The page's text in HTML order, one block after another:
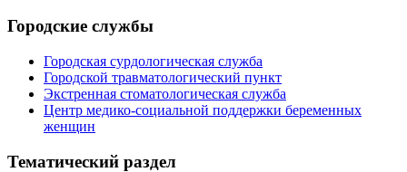
Городские службы
Городская сурдологическая служба
Городской травматологический пункт
Экстренная стоматологическая служба
Центр медико-социальной поддержки беременных
женщин
Тематический раздел